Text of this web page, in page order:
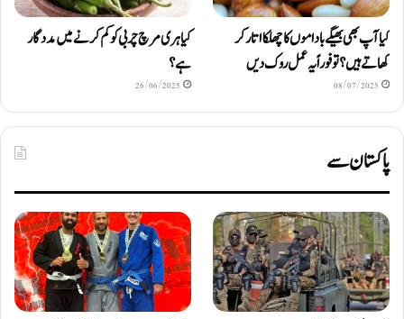
کیا آپ بھی بھیگے باداموں کا چھلکا اتار کر
کھاتے ہیں؟ تو فوراً یہ عمل روک دیں
08/07/2025
کیا ہری مرچ چربی کو کم کرنے میں مددگار
ہے؟
26/06/2025
پاکستان سے